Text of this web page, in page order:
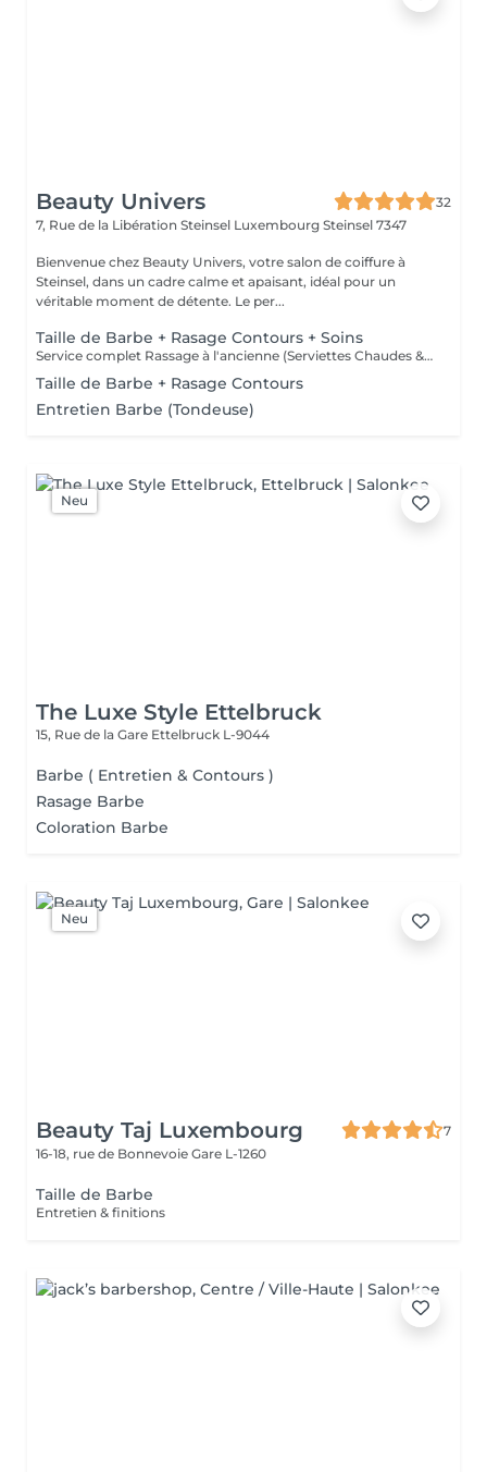
Beauty Univers
32
7, Rue de la Libération Steinsel Luxembourg Steinsel 7347
Bienvenue chez Beauty Univers, votre salon de coiffure à
Steinsel, dans un cadre calme et apaisant, idéal pour un
véritable moment de détente. Le per...
Taille de Barbe + Rasage Contours + Soins
Service complet Rassage à l'ancienne (Serviettes Chaudes & Soins)
Taille de Barbe + Rasage Contours
Entretien Barbe (Tondeuse)
Neu
The Luxe Style Ettelbruck
15, Rue de la Gare Ettelbruck L-9044
Barbe ( Entretien & Contours )
Rasage Barbe
Coloration Barbe
Neu
Beauty Taj Luxembourg
7
16-18, rue de Bonnevoie Gare L-1260
Taille de Barbe
Entretien & finitions